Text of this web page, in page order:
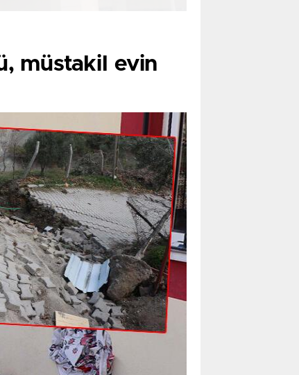
Botan Vadisi Seyir Terası’na
düştü.
bildirdi.
düşen Yıldız’ın
morguna kaldırıldı.
müstakil evin